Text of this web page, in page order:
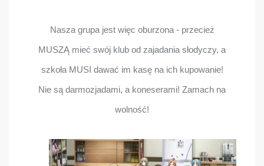
Nasza grupa jest więc oburzona - przecież
MUSZĄ mieć swój klub od zajadania słodyczy, a
szkoła MUSI dawać im kasę na ich kupowanie!
Nie są darmozjadami, a koneserami! Zamach na
wolność!